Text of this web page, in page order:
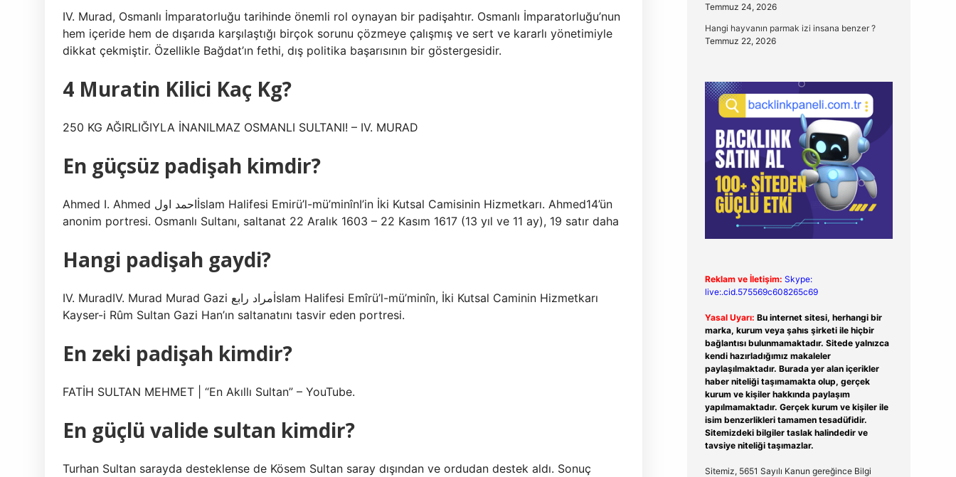
IV. Murad, Osmanlı İmparatorluğu tarihinde önemli rol oynayan bir padişahtır. Osmanlı İmparatorluğu’nun
hem içeride hem de dışarıda karşılaştığı birçok sorunu çözmeye çalışmış ve sert ve kararlı yönetimiyle
dikkat çekmiştir. Özellikle Bağdat’ın fethi, dış politika başarısının bir göstergesidir.
4 Muratin Kilici Kaç Kg?
250 KG AĞIRLIĞIYLA İNANILMAZ OSMANLI SULTANI! – IV. MURAD
En güçsüz padişah kimdir?
Ahmed I. Ahmed احمد اولİslam Halifesi Emirü’l-mü’minînI’in İki Kutsal Camisinin Hizmetkarı. Ahmed14’ün
anonim portresi. Osmanlı Sultanı, saltanat 22 Aralık 1603 – 22 Kasım 1617 (13 yıl ve 11 ay), 19 satır daha
Hangi padişah gaydi?
IV. MuradIV. Murad Murad Gazi مراد رابعİslam Halifesi Emîrü’l-mü’minîn, İki Kutsal Caminin Hizmetkarı
Kayser-i Rûm Sultan Gazi Han’ın saltanatını tasvir eden portresi.
En zeki padişah kimdir?
FATİH SULTAN MEHMET | “En Akıllı Sultan” – YouTube.
En güçlü valide sultan kimdir?
Turhan Sultan sarayda desteklense de Kösem Sultan saray dışından ve ordudan destek aldı. Sonuç
Temmuz 24, 2026
Hangi hayvanın parmak izi insana benzer ?
Temmuz 22, 2026
Reklam ve İletişim: Skype:
live:.cid.575569c608265c69
Yasal Uyarı: Bu internet sitesi, herhangi bir
marka, kurum veya şahıs şirketi ile hiçbir
bağlantısı bulunmamaktadır. Sitede yalnızca
kendi hazırladığımız makaleler
paylaşılmaktadır. Burada yer alan içerikler
haber niteliği taşımamakta olup, gerçek
kurum ve kişiler hakkında paylaşım
yapılmamaktadır. Gerçek kurum ve kişiler ile
isim benzerlikleri tamamen tesadüfidir.
Sitemizdeki bilgiler taslak halindedir ve
tavsiye niteliği taşımazlar.
Sitemiz, 5651 Sayılı Kanun gereğince Bilgi